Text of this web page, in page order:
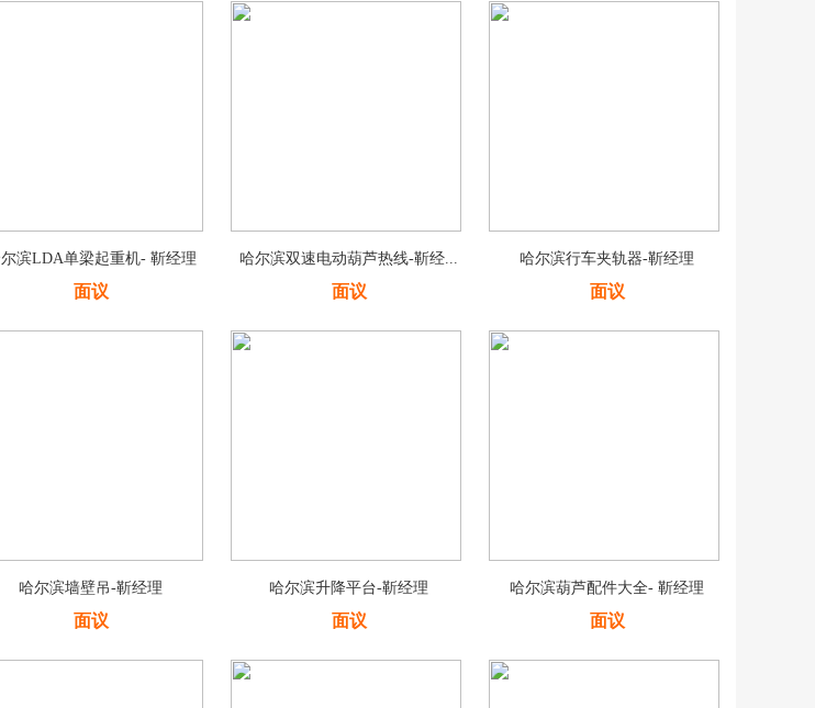
滨LDA单梁起重机- 靳经理
面议
哈尔滨双速电动葫芦热线-靳经...
面议
哈尔滨行车夹轨器-靳经理
面议
哈尔滨墙壁吊-靳经理
面议
哈尔滨升降平台-靳经理
面议
哈尔滨葫芦配件大全- 靳经理
面议